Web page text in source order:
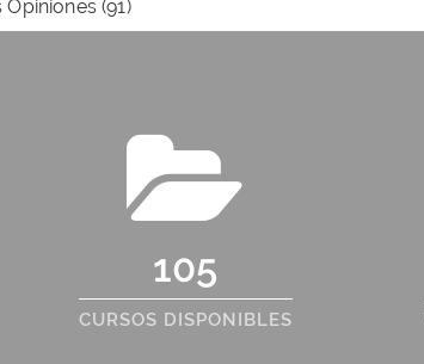
(91)
105
CURSOS DISPONIBLES